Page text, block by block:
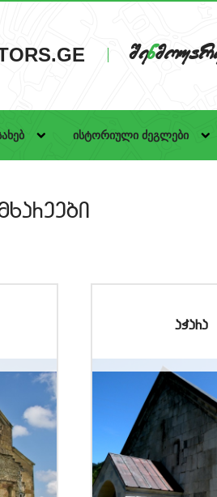
Sen
ისტორიული ძეგლები
aWara